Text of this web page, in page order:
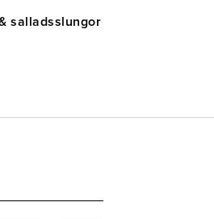
salladsslungor